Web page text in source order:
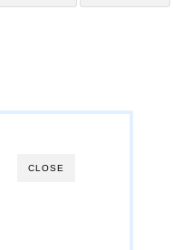
CLOSE